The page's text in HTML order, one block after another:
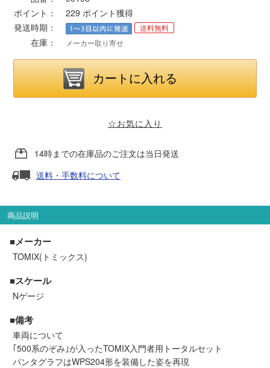
トラムウェイ
天賞堂
TTC
セール品・キャンペーン
セール商品
走行エリア別 鉄道模型車両リスト
中部
中国・四国
ポイント：
229 ポイント獲得
発送時期：
送料無料
在庫： メーカー取り寄せ
☆お気に入り
14時までの在庫品のご注文は当日発送
送料・手数料について
商品説明
■メーカー
TOMIX(トミックス)
■スケール
Nゲージ
■備考
車両について
｢500系のぞみ｣が入ったTOMIX入門者用トータルセット
パンタグラフはWPS204形を装備した姿を再現